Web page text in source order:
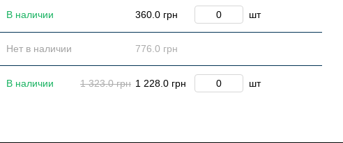
В наличии 360.0 грн шт
Нет в наличии 776.0 грн
В наличии 1 323.0 грн 1 228.0 грн шт